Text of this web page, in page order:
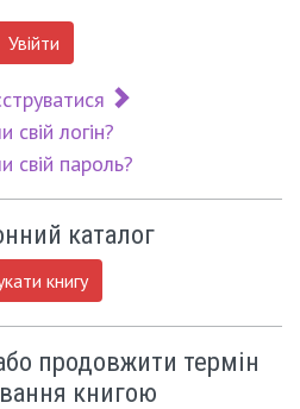
Увійти
свій логін?
свій пароль?
каталог
книгу
продовжити термін
книгою